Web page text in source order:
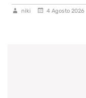
niki 4 Agosto 2026